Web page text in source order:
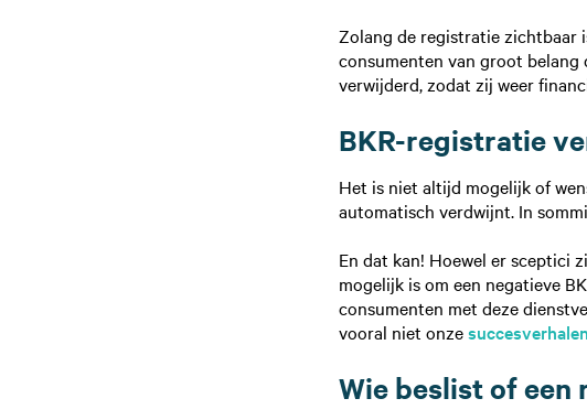
Zolang de registratie zichtbaar
consumenten van groot
verwijderd, zodat zij weer
BKR-registratie
Het is niet altijd mogelijk of
automatisch verdwijnt. In
En dat kan! Hoewel er sceptici
mogelijk is om een negatieve
consumenten met deze
vooral niet onzesuccesverhalen
Wie beslist of